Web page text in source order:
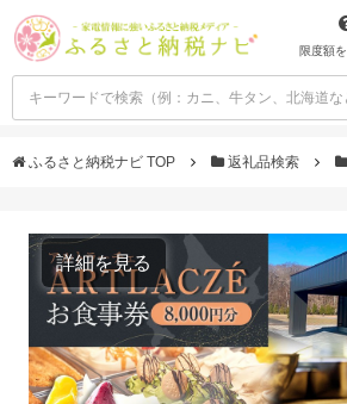
限度額
ふるさと納税ナビ TOP 返礼品検索
詳細を見る